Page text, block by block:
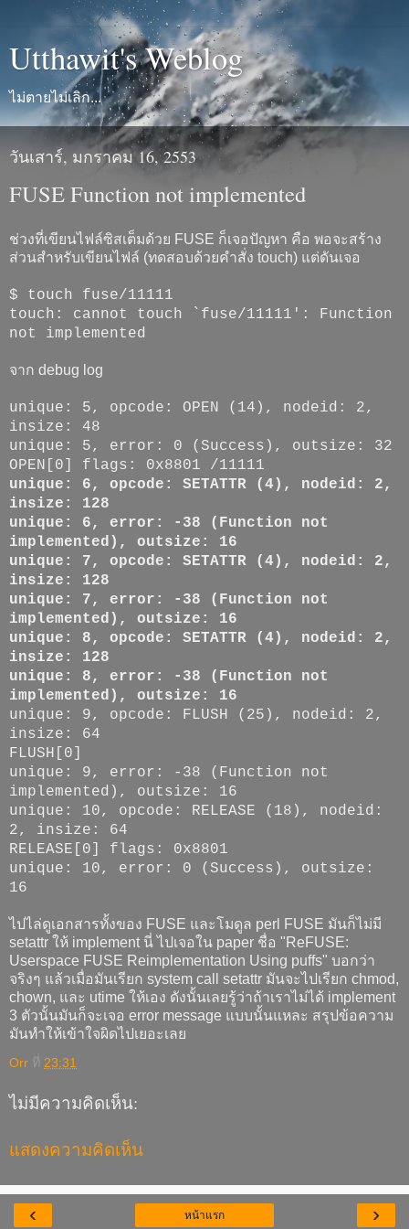
Utthawit's Weblog
ไม่ตายไม่เลิก...
วันเสาร์, มกราคม 16, 2553
FUSE Function not implemented
ช่วงที่เขียนไฟล์ซิสเต็มด้วย FUSE ก็เจอปัญหา คือ พอจะสร้าง
ส่วนสำหรับเขียนไฟล์ (ทดสอบด้วยคำสั่ง touch) แต่ดันเจอ
$ touch fuse/11111
touch: cannot touch `fuse/11111': Function
not implemented
จาก debug log
unique: 5, opcode: OPEN (14), nodeid: 2,
insize: 48
unique: 5, error: 0 (Success), outsize: 32
OPEN[0] flags: 0x8801 /11111
unique: 6, opcode: SETATTR (4), nodeid: 2,
insize: 128
unique: 6, error: -38 (Function not
implemented), outsize: 16
unique: 7, opcode: SETATTR (4), nodeid: 2,
insize: 128
unique: 7, error: -38 (Function not
implemented), outsize: 16
unique: 8, opcode: SETATTR (4), nodeid: 2,
insize: 128
unique: 8, error: -38 (Function not
implemented), outsize: 16
unique: 9, opcode: FLUSH (25), nodeid: 2,
insize: 64
FLUSH[0]
unique: 9, error: -38 (Function not
implemented), outsize: 16
unique: 10, opcode: RELEASE (18), nodeid:
2, insize: 64
RELEASE[0] flags: 0x8801
unique: 10, error: 0 (Success), outsize:
16
ไปไล่ดูเอกสารทั้งของ FUSE และโมดูล perl FUSE มันก็ไม่มี
setattr ให้ implement นี่ ไปเจอใน paper ชื่อ "ReFUSE:
Userspace FUSE Reimplementation Using puffs" บอกว่า
จริงๆ แล้วเมื่อมันเรียก system call setattr มันจะไปเรียก chmod,
chown, และ utime ให้เอง ดังนั้นเลยรู้ว่าถ้าเราไม่ได้ implement
3 ตัวนั้นมันก็จะเจอ error message แบบนั้นแหละ สรุปข้อความ
มันทำให้เข้าใจผิดไปเยอะเลย
Orr ที่ 23:31
ไม่มีความคิดเห็น:
แสดงความคิดเห็น
‹ ›
หน้าแรก